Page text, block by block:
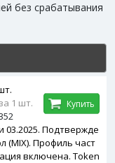
без срабатывания
03.2025. Подтвержде
(MIX). Профиль част
включена. Token
1 шт.
Купить